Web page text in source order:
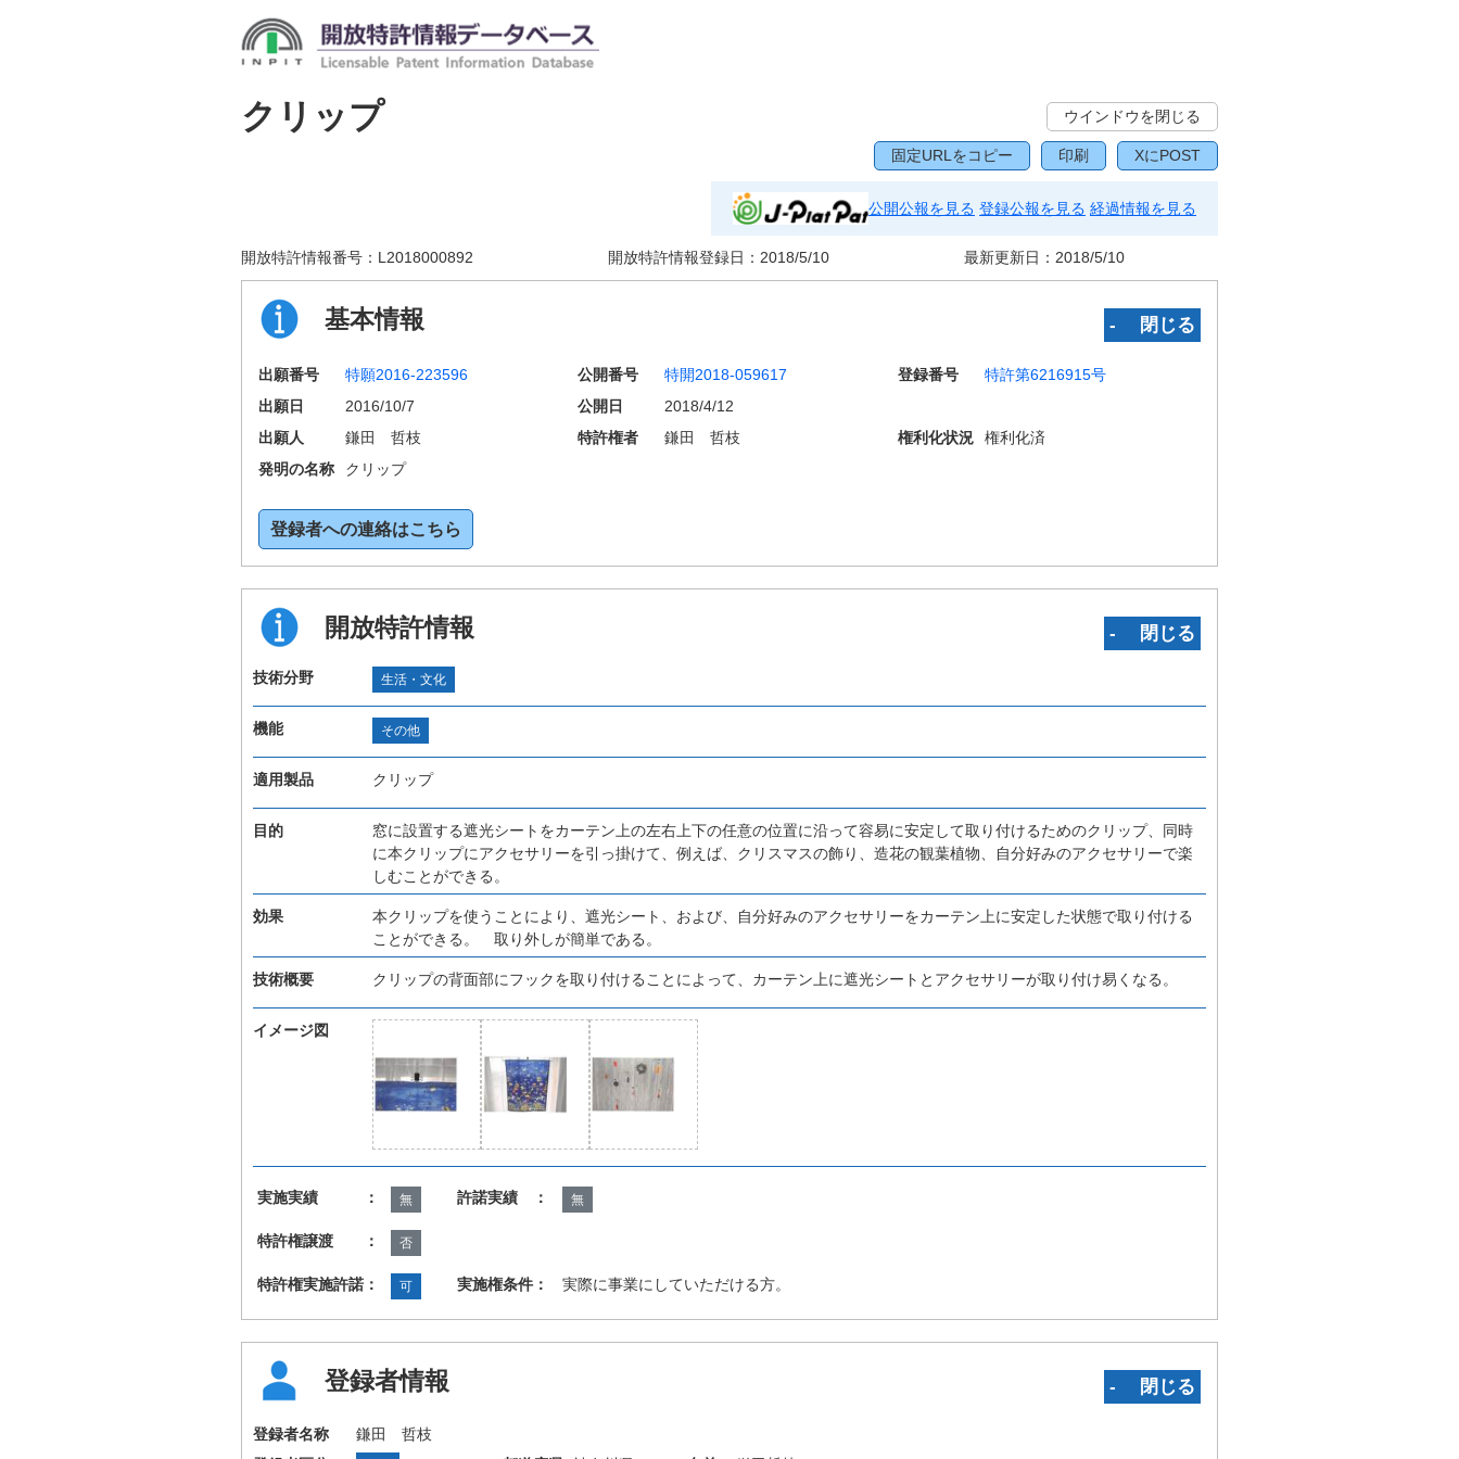
クリップ ウインドウを閉じる
固定URLをコピー 印刷 XにPOST
公開公報を見る 登録公報を見る 経過情報を見る
開放特許情報番号： L2018000892 開放特許情報登録日： 2018/5/10 最新更新日： 2018/5/10
基本情報 ‐ 閉じる
出願番号 特願2016-223596 公開番号 特開2018-059617 登録番号
特許第6216915号
出願日
2016/10/7 公開日
2018/4/12
出願人
鎌田 哲枝 特許権者 鎌田 哲枝 権利化状況
権利化済
発明の名称
クリップ
登録者への連絡はこちら
開放特許情報 ‐ 閉じる
技術分野 生活・文化
機能 その他
適用製品 クリップ
目的
窓に設置する遮光シートをカーテン上の左右上下の任意の位置に沿って容易に安定して取り付けるためのクリップ、同時
に本クリップにアクセサリーを引っ掛けて、例えば、クリスマスの飾り、造花の観葉植物、自分好みのアクセサリーで楽
しむことができる。
効果
本クリップを使うことにより、遮光シート、および、自分好みのアクセサリーをカーテン上に安定した状態で取り付ける
ことができる。 取り外しが簡単である。
技術概要 クリップの背面部にフックを取り付けることによって、カーテン上に遮光シートとアクセサリーが取り付け易くなる。
イメージ図
実施実績 ： 無 許諾実績 ： 無
特許権譲渡 ： 否
特許権実施許諾： 可 実施権条件： 実際に事業にしていただける方。
登録者情報 ‐ 閉じる
登録者名称
鎌田 哲枝